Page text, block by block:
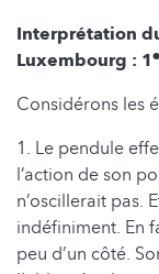
Interprétation
Luxembourg : 1
Considérons les
1. Le pendule
l’action de son
n’oscillerait pas.
indéfiniment. En
peu d’un côté.